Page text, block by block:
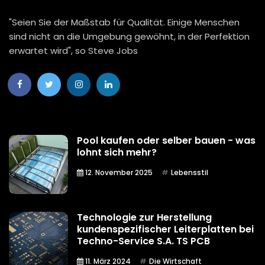
"Seien Sie der Maßstab für Qualität. Einige Menschen
sind nicht an die Umgebung gewöhnt, in der Perfektion
erwartet wird", so Steve Jobs
Pool kaufen oder selber bauen - was
lohnt sich mehr?
12. November 2025 Lebensstil
Technologie zur Herstellung
kundenspezifischer Leiterplatten bei
Techno-Service S.A. TS PCB
11. März 2024 Die Wirtschaft